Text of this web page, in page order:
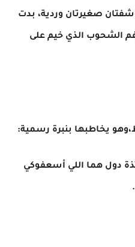
صغيرتان وردية، بدت
الشحوب الذي خيم على
يخاطبها بنبرة رسمية:
دول هما اللي أسعفوكي